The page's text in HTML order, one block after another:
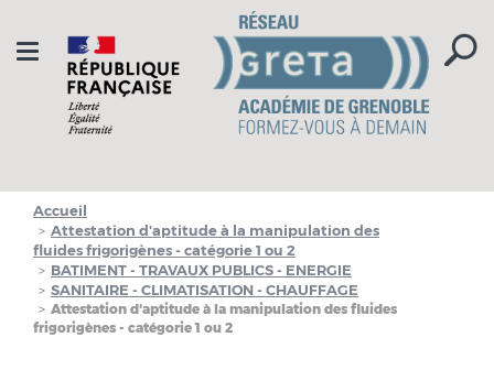
Toggle
navigation
Accueil
Attestation d'aptitude à la manipulation des
fluides frigorigènes - catégorie 1 ou 2
BATIMENT - TRAVAUX PUBLICS - ENERGIE
SANITAIRE - CLIMATISATION - CHAUFFAGE
Attestation d'aptitude à la manipulation des fluides
frigorigènes - catégorie 1 ou 2